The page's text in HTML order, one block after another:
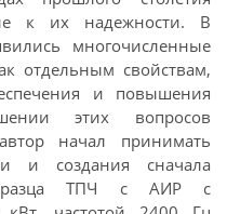
к их надежности. В
многочисленные
отдельным свойствам,
и повышения
этих вопросов
начал принимать
и создания сначала
ТПЧ с АИР с